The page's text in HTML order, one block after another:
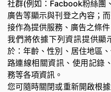
社群(例如：Facbook粉絲團
廣告等顯示與刊登之內容；
接作為提供服務、廣告之條件
我們將依據下列資訊提供顯
於：年齡、性別、居住地區
路連線相關資訊、使用記錄
務等各項資訊。
您可隨時關閉或重新開啟根